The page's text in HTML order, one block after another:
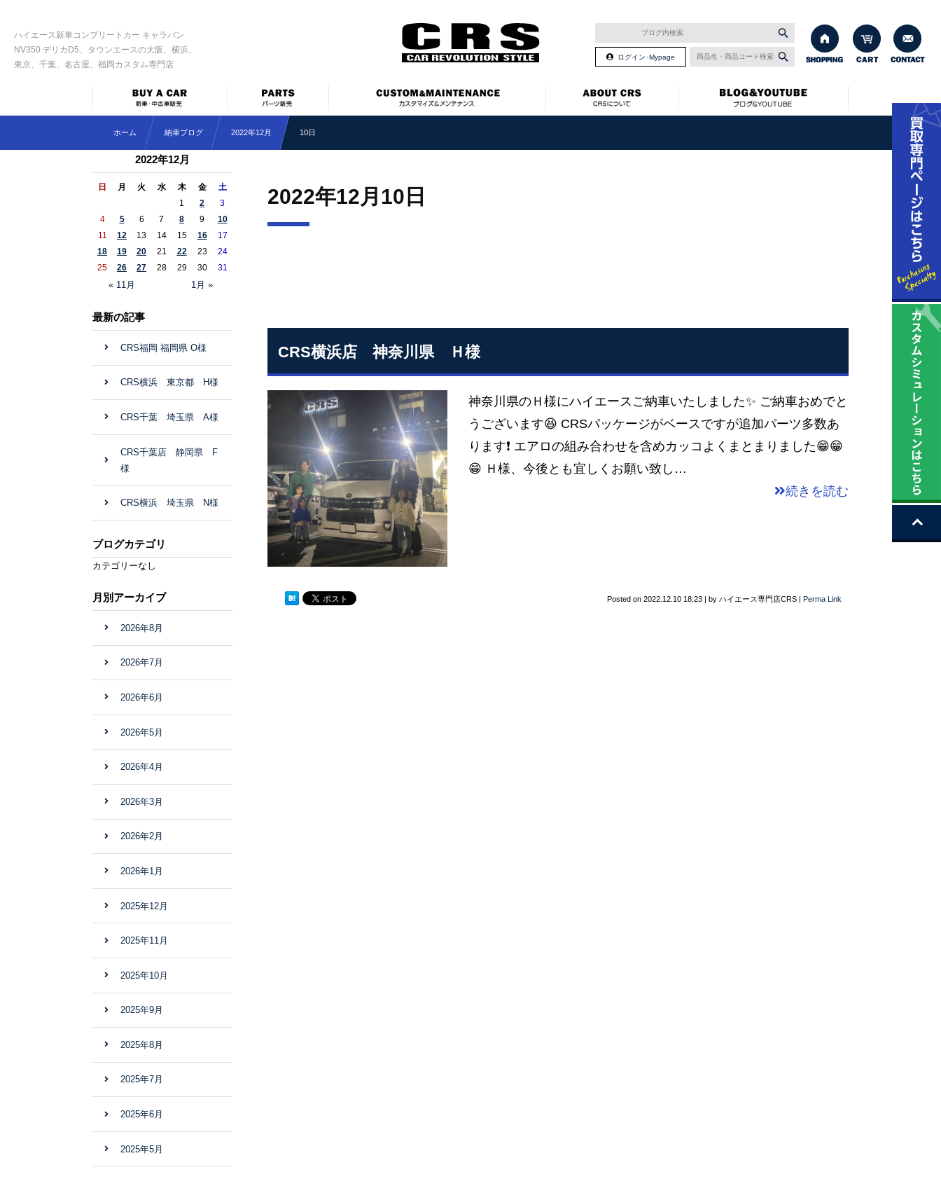
ハイエース新車コンプリートカー キャラバン
NV350 デリカD5、タウンエースの大阪、横浜、
東京、千葉、名古屋、福岡カスタム専門店
ログイン･Mypage
ホーム 納車ブログ 2022年12月 10日
2022年12月10日
CRS横浜店 神奈川県 Ｈ様
神奈川県のＨ様にハイエースご納車いたしました✨ ご納車おめでと
うございます😆 CRSパッケージがベースですが追加パーツ多数あ
ります❗ エアロの組み合わせを含めカッコよくまとまりました😁😁
😁 Ｈ様、今後とも宜しくお願い致し…
続きを読む
Posted on 2022.12.10 18:23 | by ハイエース専門店CRS | Perma Link
2022年12月
日 月 火 水 木 金 土
« 11月 1月 »
1 2
3
4
5 6 7 8 9
10
11
12 13 14 15 16
17
18
19 20 21 22 23
24
25
26 27 28 29 30 31
最新の記事
CRS福岡 福岡県 O様
CRS横浜 東京都 H様
CRS千葉 埼玉県 A様
CRS千葉店 静岡県 F
様
CRS横浜 埼玉県 N様
ブログカテゴリ
カテゴリーなし
月別アーカイブ
2026年8月
2026年7月
2026年6月
2026年5月
2026年4月
2026年3月
2026年2月
2026年1月
2025年12月
2025年11月
2025年10月
2025年9月
2025年8月
2025年7月
2025年6月
2025年5月